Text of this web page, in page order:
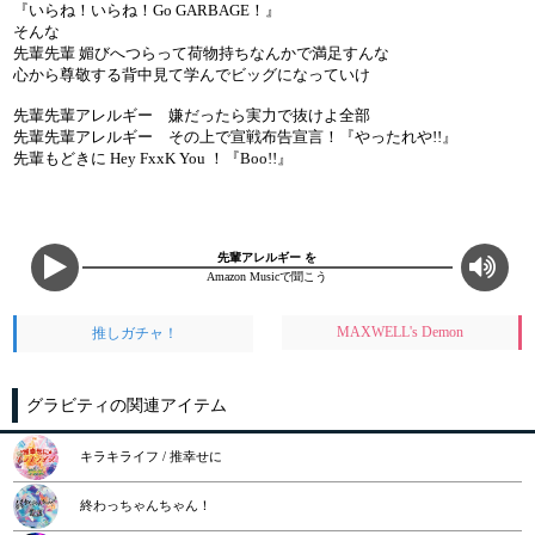
『いらね！いらね！Go GARBAGE！』
そんな
先輩先輩 媚びへつらって荷物持ちなんかで満足すんな
心から尊敬する背中見て学んでビッグになっていけ
先輩先輩アレルギー 嫌だったら実力で抜けよ全部
先輩先輩アレルギー その上で宣戦布告宣言！『やったれや!!』
先輩もどきに Hey FxxK You ！『Boo!!』
先輩アレルギー を
Amazon Musicで聞こう
推しガチャ！ MAXWELL's Demon
グラビティの関連アイテム
キラキライフ / 推幸せに
終わっちゃんちゃん！